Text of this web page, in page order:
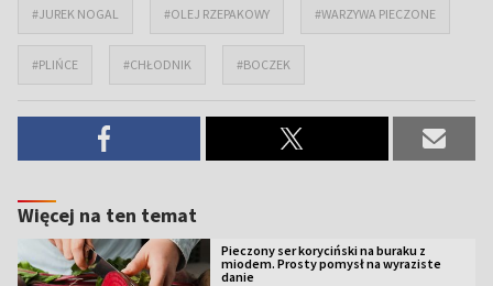
#JUREK NOGAL #OLEJ RZEPAKOWY #WARZYWA PIECZONE
#PLIŃCE #CHŁODNIK #BOCZEK
Więcej na ten temat
Pieczony ser koryciński na buraku z
miodem. Prosty pomysł na wyraziste
danie